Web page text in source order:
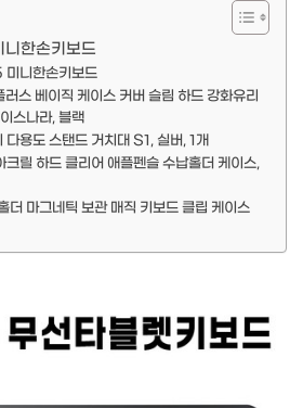
한손키보드
니한손키보드
스 베이직 케이스 커버 슬림 하드 강화유리
스나라, 블랙
용도 스탠드 거치대 S1, 실버, 1개
크릴 하드 클리어 애플펜슬 수납홀더 케이스,
더 마그네틱 보관 매직 키보드 클립 케이스